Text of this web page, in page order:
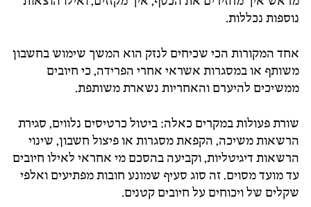
נוספות נכללות.
אחד המקורות הכי שכיחים לנזק הוא המשך שימוש בחשבון
משותף או במסגרות אשראי אחרי הפרידה, כי חיובים
ממשיכים להיערם והאחריות נשארת משותפת.
שורת פעולות במקרים כאלה: ביטול כרטיסים נלווים, סגירת
הרשאות משיכה, הקפאת מסגרות או פיצול חשבון, שינוי
הרשאות דיגיטליות, וקביעה בהסכם מי אחראי לאילו חיובים
עד מועד מסוים. זה סוג סעיף שמונע חובות מפתיעים ואלפי
שקלים של ויכוחים על חיובים קטנים.